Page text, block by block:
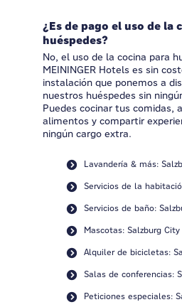
¿Es de pago el uso de la
huéspedes?
No, el uso de la cocina para
MEININGER Hotels es sin
instalación que ponemos a
nuestros huéspedes sin
Puedes cocinar tus comidas,
alimentos y compartir
ningún cargo extra.
Lavandería & más:
Servicios de la
Servicios de baño:
Mascotas: Salzburg
Alquiler de bicicletas:
Salas de conferencias:
Peticiones especiales: